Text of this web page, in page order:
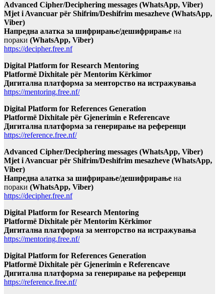
Advanced Cipher/Deciphering messages (WhatsApp, Viber)
Mjet i Avancuar për Shifrim/Deshifrim mesazheve (WhatsApp,
Viber)
Напредна алатка за шифрирање/дешифрирање на
пораки (WhatsApp, Viber)
https://decipher.free.nf
Digital Platform for Research Mentoring
Platformë Dixhitale për Mentorim Kërkimor
Дигитална платформа за менторство на истражувања
https://mentoring.free.nf/
Digital Platform for References Generation
Platformë Dixhitale për Gjenerimin e Referencave
Дигитална платформа за генерирање на референци
https://reference.free.nf/
Advanced Cipher/Deciphering messages (WhatsApp, Viber)
Mjet i Avancuar për Shifrim/Deshifrim mesazheve (WhatsApp,
Viber)
Напредна алатка за шифрирање/дешифрирање на
пораки (WhatsApp, Viber)
https://decipher.free.nf
Digital Platform for Research Mentoring
Platformë Dixhitale për Mentorim Kërkimor
Дигитална платформа за менторство на истражувања
https://mentoring.free.nf/
Digital Platform for References Generation
Platformë Dixhitale për Gjenerimin e Referencave
Дигитална платформа за генерирање на референци
https://reference.free.nf/